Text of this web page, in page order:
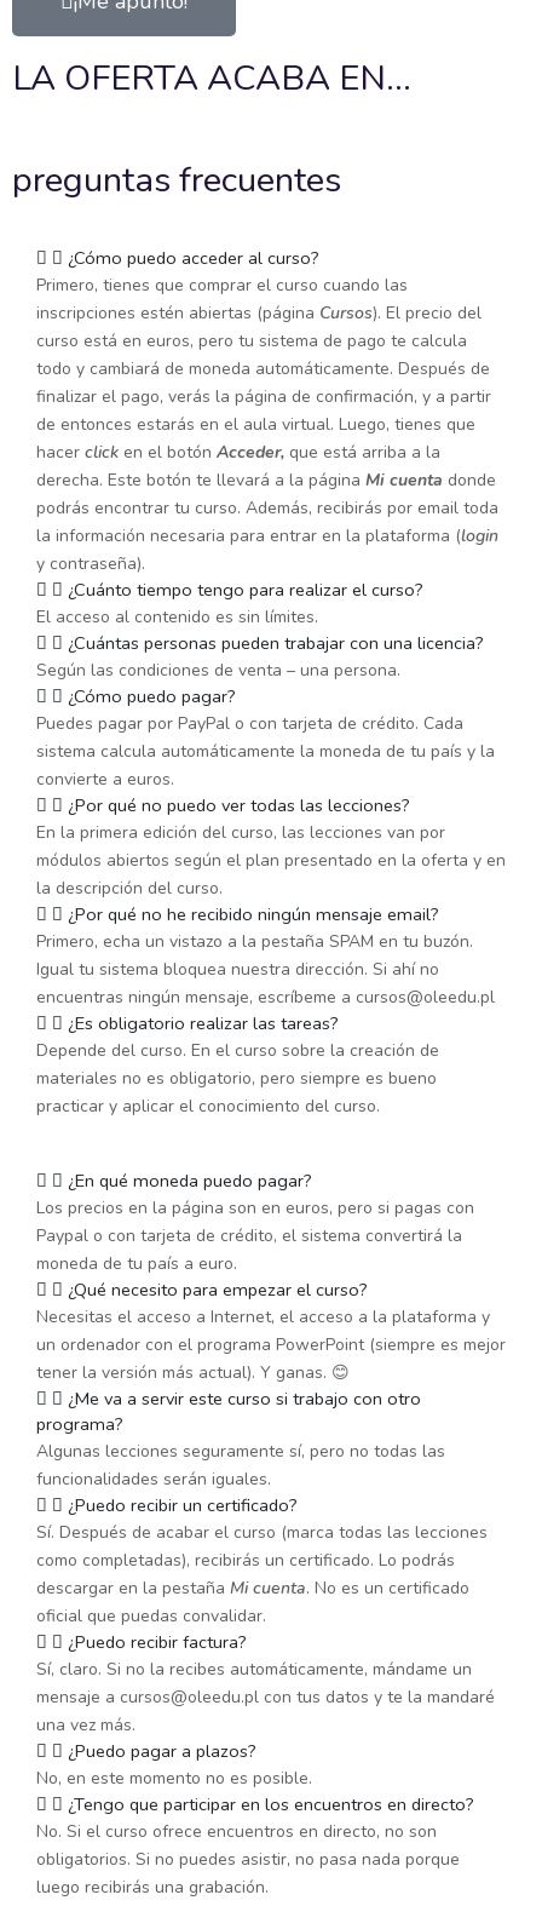
LA OFERTA ACABA EN...
preguntas frecuentes
¿Cómo puedo acceder al curso?
Primero, tienes que comprar el curso cuando las
inscripciones estén abiertas (página Cursos). El precio del
curso está en euros, pero tu sistema de pago te calcula
todo y cambiará de moneda automáticamente. Después de
finalizar el pago, verás la página de confirmación, y a partir
de entonces estarás en el aula virtual. Luego, tienes que
hacer click en el botón Acceder, que está arriba a la
derecha. Este botón te llevará a la página Mi cuenta donde
podrás encontrar tu curso. Además, recibirás por email toda
la información necesaria para entrar en la plataforma (login
y contraseña).
¿Cuánto tiempo tengo para realizar el curso?
El acceso al contenido es sin límites.
¿Cuántas personas pueden trabajar con una licencia?
Según las condiciones de venta – una persona.
¿Cómo puedo pagar?
Puedes pagar por PayPal o con tarjeta de crédito. Cada
sistema calcula automáticamente la moneda de tu país y la
convierte a euros.
¿Por qué no puedo ver todas las lecciones?
En la primera edición del curso, las lecciones van por
módulos abiertos según el plan presentado en la oferta y en
la descripción del curso.
¿Por qué no he recibido ningún mensaje email?
Primero, echa un vistazo a la pestaña SPAM en tu buzón.
Igual tu sistema bloquea nuestra dirección. Si ahí no
encuentras ningún mensaje, escríbeme a cursos@oleedu.pl
¿Es obligatorio realizar las tareas?
Depende del curso. En el curso sobre la creación de
materiales no es obligatorio, pero siempre es bueno
practicar y aplicar el conocimiento del curso.
¿En qué moneda puedo pagar?
Los precios en la página son en euros, pero si pagas con
Paypal o con tarjeta de crédito, el sistema convertirá la
moneda de tu país a euro.
¿Qué necesito para empezar el curso?
Necesitas el acceso a Internet, el acceso a la plataforma y
un ordenador con el programa PowerPoint (siempre es mejor
tener la versión más actual). Y ganas. 😊
¿Me va a servir este curso si trabajo con otro
programa?
Algunas lecciones seguramente sí, pero no todas las
funcionalidades serán iguales.
¿Puedo recibir un certificado?
Sí. Después de acabar el curso (marca todas las lecciones
como completadas), recibirás un certificado. Lo podrás
descargar en la pestaña Mi cuenta. No es un certificado
oficial que puedas convalidar.
¿Puedo recibir factura?
Sí, claro. Si no la recibes automáticamente, mándame un
mensaje a cursos@oleedu.pl con tus datos y te la mandaré
una vez más.
¿Puedo pagar a plazos?
No, en este momento no es posible.
¿Tengo que participar en los encuentros en directo?
No. Si el curso ofrece encuentros en directo, no son
obligatorios. Si no puedes asistir, no pasa nada porque
luego recibirás una grabación.